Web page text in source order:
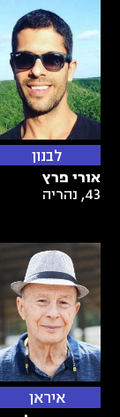
לבנון
אורי פרץ
43
, נהריה
איראן